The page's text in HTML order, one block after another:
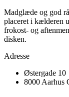
Madglæde og god
placeret i kælderen
frokost- og
disken.
Adresse
Østergade 10
8000 Aarhus